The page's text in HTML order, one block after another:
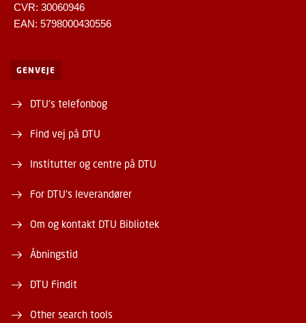
CVR: 30060946
EAN: 5798000430556
GENVEJE
DTU's telefonbog
Find vej på DTU
Institutter og centre på DTU
For DTU's leverandører
Om og kontakt DTU Bibliotek
Åbningstid
DTU Findit
Other search tools